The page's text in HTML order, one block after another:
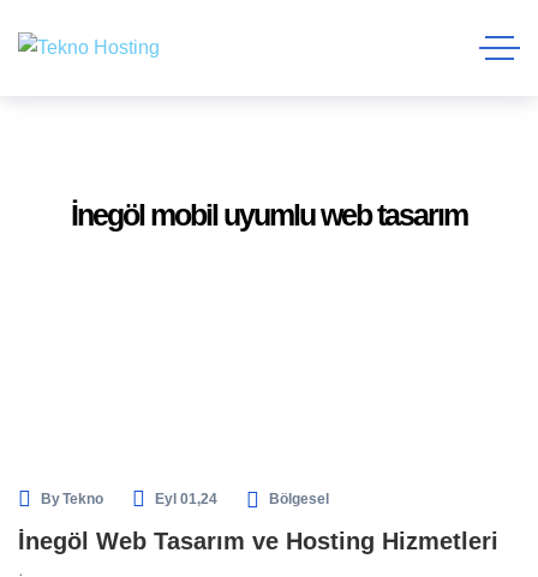
İnegöl mobil uyumlu web tasarım
ByTekno Eyl 01,24 Bölgesel
İnegöl Web Tasarım ve Hosting Hizmetleri